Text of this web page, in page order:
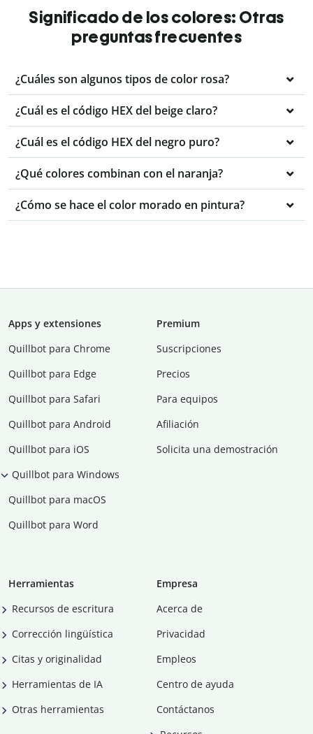
Significado de los colores: Otras
preguntas frecuentes
¿Cuáles son algunos tipos de color rosa?
¿Cuál es el código HEX del beige claro?
¿Cuál es el código HEX del negro puro?
¿Qué colores combinan con el naranja?
¿Cómo se hace el color morado en pintura?
Apps y extensiones
Quillbot para Chrome
Quillbot para Edge
Quillbot para Safari
Quillbot para Android
Quillbot para iOS
Quillbot para Windows
Quillbot para macOS
Quillbot para Word
Premium
Suscripciones
Precios
Para equipos
Afiliación
Solicita una demostración
Herramientas
Recursos de escritura
Corrección lingüística
Citas y originalidad
Herramientas de IA
Otras herramientas
Empresa
Acerca de
Privacidad
Empleos
Centro de ayuda
Contáctanos